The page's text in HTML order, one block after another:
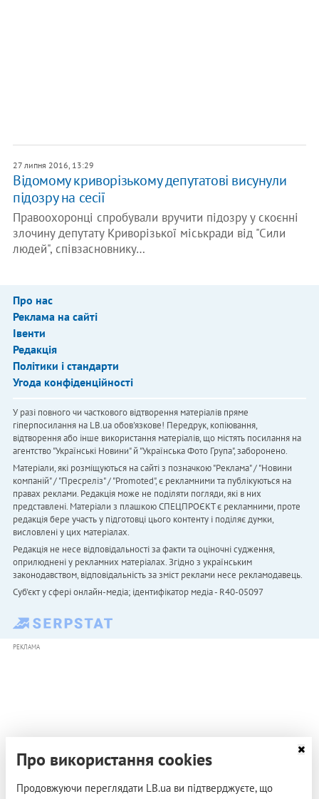
27 липня 2016, 13:29
Відомому криворізькому депутатові висунули
підозру на сесії
Правоохоронці спробували вручити підозру у скоєнні
злочину депутату Криворізької міськради від "Сили
людей", співзасновнику…
Про нас
Реклама на сайті
Івенти
Редакція
Політики і стандарти
Угода конфіденційності
У разі повного чи часткового відтворення матеріалів пряме
гіперпосилання на LB.ua обов'язкове! Передрук, копіювання,
відтворення або інше використання матеріалів, що містять посилання на
агентство "Українськi Новини" й "Українська Фото Група", заборонено.
Матеріали, які розміщуються на сайті з позначкою "Реклама" / "Новини
компаній" / "Пресреліз" / "Promoted", є рекламними та публікуються на
правах реклами. Редакція може не поділяти погляди, які в них
представлені. Матеріали з плашкою СПЕЦПРОЄКТ є рекламними, проте
редакція бере участь у підготовці цього контенту і поділяє думки,
висловлені у цих матеріалах.
Редакція не несе відповідальності за факти та оціночні судження,
оприлюднені у рекламних матеріалах. Згідно з українським
законодавством, відповідальність за зміст реклами несе рекламодавець.
Cуб'єкт у сфері онлайн-медіа; ідентифікатор медіа - R40-05097
РЕКЛАМА
Про використання cookies
Продовжуючи переглядати LB.ua ви підтверджуєте, що